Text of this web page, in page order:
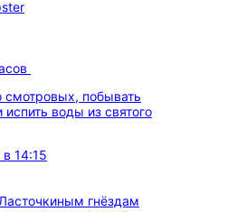
смотровых, побывать
воды из святого
в 14:15